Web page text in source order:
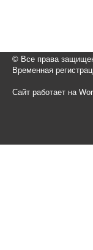
© Все права
Временная
Сайт работает на